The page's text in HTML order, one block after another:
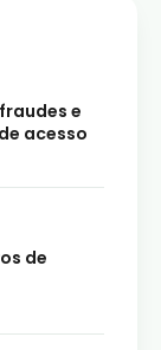
e
acesso
de